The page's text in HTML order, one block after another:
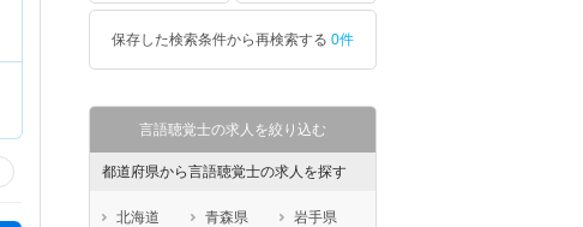
保存した検索条件から再検索する 0件
言語聴覚士の求人を絞り込む
都道府県から言語聴覚士の求人を探す
北海道 青森県
岩手県